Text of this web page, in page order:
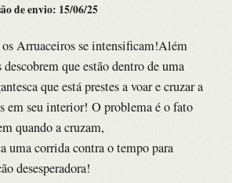
de envio: 15/06/25
Arruaceiros se intensificam!Além
que estão dentro de uma
que está prestes a voar e cruzar a
em seu interior! O problema é o fato
quando a cruzam,
corrida contra o tempo para
desesperadora!